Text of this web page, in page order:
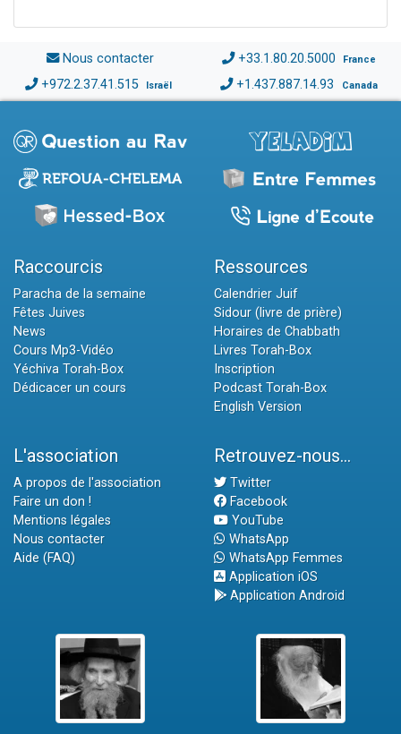
Nous contacter +33.1.80.20.5000 France
+972.2.37.41.515 Israël +1.437.887.14.93 Canada
Raccourcis
Paracha de la semaine
Fêtes Juives
News
Cours Mp3-Vidéo
Yéchiva Torah-Box
Dédicacer un cours
Ressources
Calendrier Juif
Sidour (livre de prière)
Horaires de Chabbath
Livres Torah-Box
Inscription
Podcast Torah-Box
English Version
L'association
A propos de l'association
Faire un don !
Mentions légales
Nous contacter
Aide (FAQ)
Retrouvez-nous...
Twitter
Facebook
YouTube
WhatsApp
WhatsApp Femmes
Application iOS
Application Android